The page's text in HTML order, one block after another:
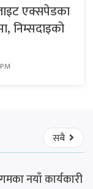
एक्सपेडका
निम्सदाइको
सबै
नयाँ कार्यकारी